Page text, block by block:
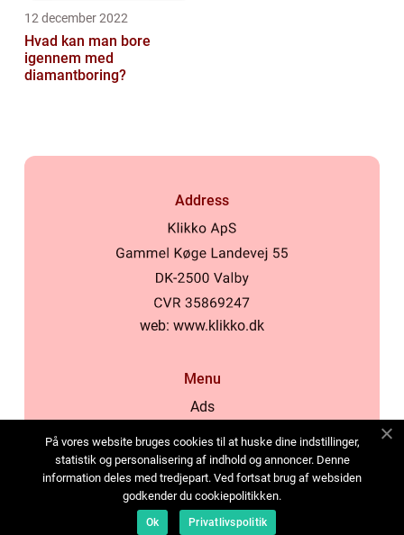
12 december 2022
Hvad kan man bore
igennem med
diamantboring?
Address
web: www.klikko.dk
Menu
Ads
Cookies
Contact
Sitemap
På vores website bruges cookies til at huske dine indstillinger,
statistik og personalisering af indhold og annoncer. Denne
information deles med tredjepart. Ved fortsat brug af websiden
godkender du cookiepolitikken.
Ok Privatlivspolitik